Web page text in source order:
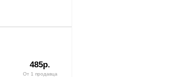
485р.
От 1 продавца